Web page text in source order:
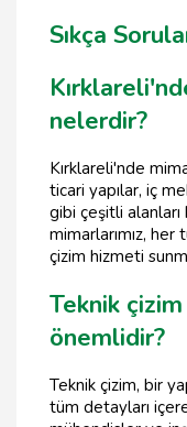
Sıkça
nelerdir?
Kırklareli'nde
ticari yapılar, iç
gibi çeşitli
mimarlarımız,
çizim hizmeti
Teknik
önemlidir?
Teknik çizim, bir
tüm detayları